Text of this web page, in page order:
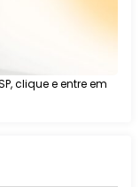
clique e entre em